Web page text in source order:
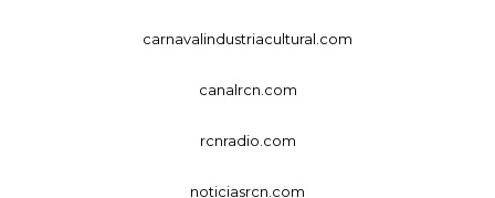
carnavalindustriacultural.com
canalrcn.com
rcnradio.com
noticiasrcn.com